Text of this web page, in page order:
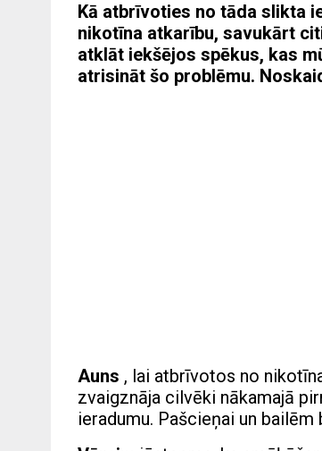
Kā atbrīvoties no tāda slikta
nikotīna atkarību, savukārt
atklāt iekšējos spēkus, kas
atrisināt šo problēmu.
Auns , lai atbrīvotos no
zvaigznāja cilvēki nākamajā
ieradumu. Pašcieņai un